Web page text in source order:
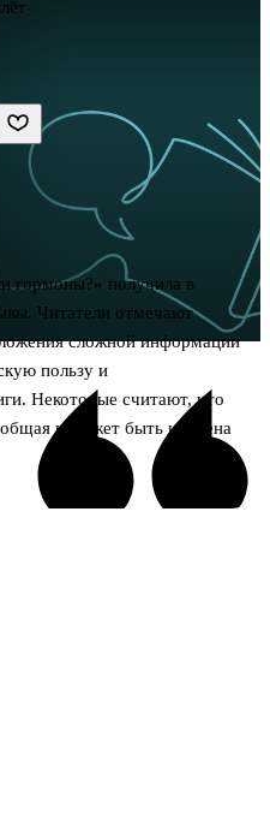
гормоны?» получила в
Читатели отмечают
сложной информации
пользу и
Некоторые считают, что
и может быть найдена